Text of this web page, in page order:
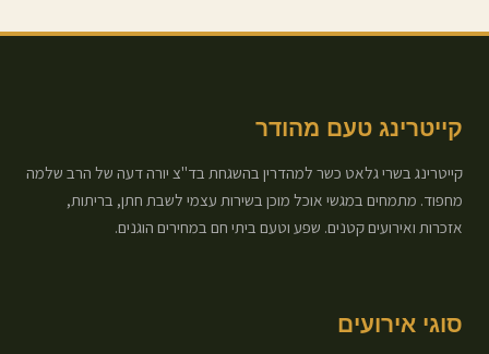
קייטרינג טעם מהודר
קייטרינג בשרי גלאט כשר למהדרין בהשגחת בד"צ יורה דעה של הרב שלמה
מחפוד. מתמחים במגשי אוכל מוכן בשירות עצמי לשבת חתן, בריתות,
אזכרות ואירועים קטנים. שפע וטעם ביתי חם במחירים הוגנים.
סוגי אירועים